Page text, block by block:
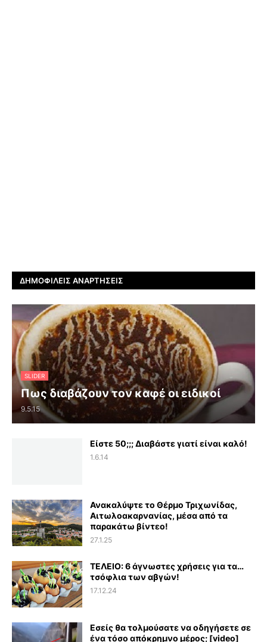
ΔΗΜΟΦΙΛΕΊΣ ΑΝΑΡΤΉΣΕΙΣ
SLIDER
Πως διαβάζουν τον καφέ οι ειδικοί
9.5.15
Είστε 50;;; Διαβάστε γιατί είναι καλό!
1.6.14
Ανακαλύψτε το Θέρμο Τριχωνίδας,
Αιτωλοακαρνανίας, μέσα από τα
παρακάτω βίντεο!
27.1.25
ΤΕΛΕΙΟ: 6 άγνωστες χρήσεις για τα…
τσόφλια των αβγών!
17.12.24
Εσείς θα τολμούσατε να οδηγήσετε σε
ένα τόσο απόκρημνο μέρος; [video]